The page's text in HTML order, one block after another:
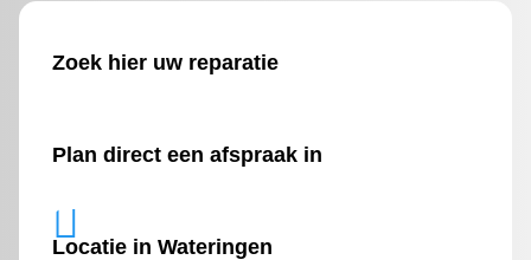
Zoek hier uw reparatie
Plan direct een afspraak in

Locatie in Wateringen